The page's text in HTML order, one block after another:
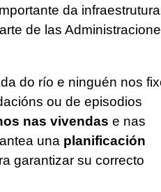
da
de las
do río e ninguén nos
ou de episodios
nas vivendas e nas
una planificación
garantizar su correcto